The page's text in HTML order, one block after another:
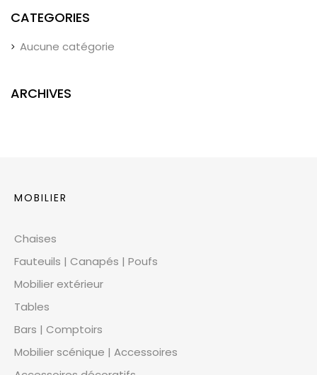
CATEGORIES
Aucune catégorie
ARCHIVES
MOBILIER
Chaises
Fauteuils | Canapés | Poufs
Mobilier extérieur
Tables
Bars | Comptoirs
Mobilier scénique | Accessoires